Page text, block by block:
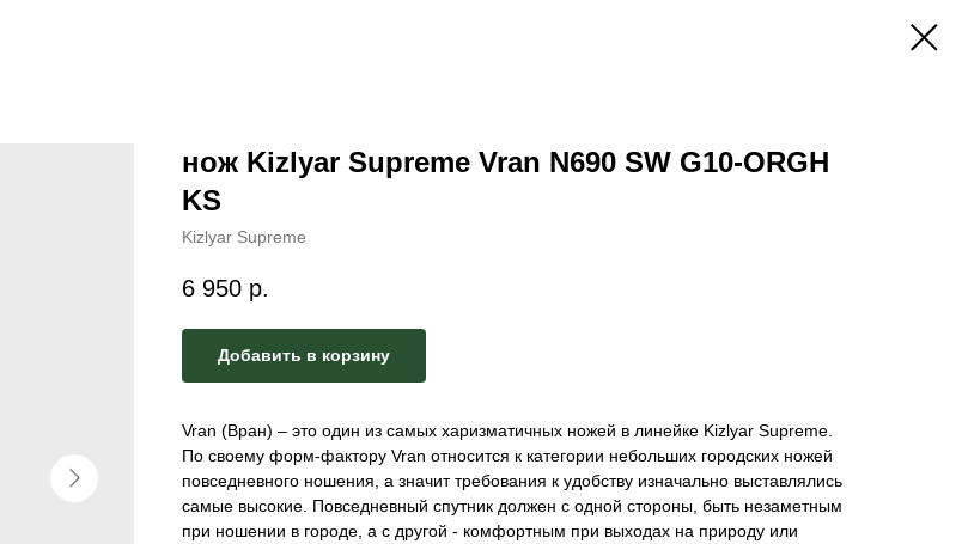
нож Kizlyar Supreme Vran N690 SW G10-ORGH
KS
Kizlyar Supreme
6 950 р.
Добавить в корзину
Vran (Вран) – это один из самых харизматичных ножей в линейке Kizlyar Supreme.
По своему форм-фактору Vran относится к категории небольших городских ножей
повседневного ношения, а значит требования к удобству изначально выставлялись
самые высокие. Повседневный спутник должен с одной стороны, быть незаметным
при ношении в городе, а с другой - комфортным при выходах на природу или